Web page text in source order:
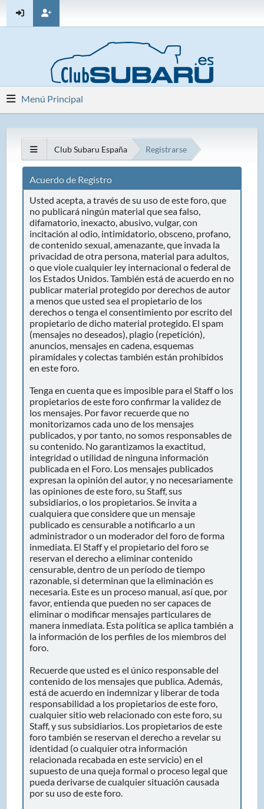
Menú Principal
Club Subaru España Registrarse
Acuerdo de Registro
Usted acepta, a través de su uso de este foro, que
no publicará ningún material que sea falso,
difamatorio, inexacto, abusivo, vulgar, con
incitación al odio, intimidatorio, obsceno, profano,
de contenido sexual, amenazante, que invada la
privacidad de otra persona, material para adultos,
o que viole cualquier ley internacional o federal de
los Estados Unidos. También está de acuerdo en no
publicar material protegido por derechos de autor
a menos que usted sea el propietario de los
derechos o tenga el consentimiento por escrito del
propietario de dicho material protegido. El spam
(mensajes no deseados), plagio (repetición),
anuncios, mensajes en cadena, esquemas
piramidales y colectas también están prohibidos
en este foro.
Tenga en cuenta que es imposible para el Staff o los
propietarios de este foro confirmar la validez de
los mensajes. Por favor recuerde que no
monitorizamos cada uno de los mensajes
publicados, y por tanto, no somos responsables de
su contenido. No garantizamos la exactitud,
integridad o utilidad de ninguna información
publicada en el Foro. Los mensajes publicados
expresan la opinión del autor, y no necesariamente
las opiniones de este foro, su Staff, sus
subsidiarios, o los propietarios. Se invita a
cualquiera que considere que un mensaje
publicado es censurable a notificarlo a un
administrador o un moderador del foro de forma
inmediata. El Staff y el propietario del foro se
reservan el derecho a eliminar contenido
censurable, dentro de un período de tiempo
razonable, si determinan que la eliminación es
necesaria. Este es un proceso manual, así que, por
favor, entienda que pueden no ser capaces de
eliminar o modificar mensajes particulares de
manera inmediata. Esta política se aplica también a
la información de los perfiles de los miembros del
foro.
Recuerde que usted es el único responsable del
contenido de los mensajes que publica. Además,
está de acuerdo en indemnizar y liberar de toda
responsabilidad a los propietarios de este foro,
cualquier sitio web relacionado con este foro, su
Staff, y sus subsidiarios. Los propietarios de este
foro también se reservan el derecho a revelar su
identidad (o cualquier otra información
relacionada recabada en este servicio) en el
supuesto de una queja formal o proceso legal que
pueda derivarse de cualquier situación causada
por su uso de este foro.